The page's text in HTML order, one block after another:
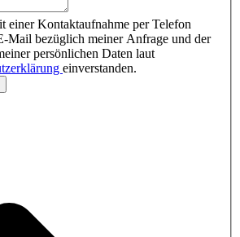
einer Kontaktaufnahme per Telefon
Mail bezüglich meiner Anfrage und der
persönlichen Daten laut
einverstanden.